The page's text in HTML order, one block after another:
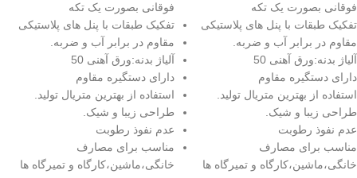
فوقانی بصورت یک تکه
تفکیک طبقات با پنل های پلاستیکی
مقاوم در برابر آب و ضربه.
آلیاژ بدنه:ورق آهنی 50
دارای دستگیره مقاوم
استفاده از بهترین متریال تولید.
طراحی زیبا و شیک.
عدم نفوذ رطوبت
مناسب برای مصارف
خانگی،ماشین،کارگاه و تمیرگاه ها
فوقانی بصورت یک تکه
تفکیک طبقات با پنل های پلاستیکی
مقاوم در برابر آب و ضربه.
آلیاژ بدنه:ورق آهنی 50
دارای دستگیره مقاوم
استفاده از بهترین متریال تولید.
طراحی زیبا و شیک.
عدم نفوذ رطوبت
مناسب برای مصارف
خانگی،ماشین،کارگاه و تمیرگاه ها